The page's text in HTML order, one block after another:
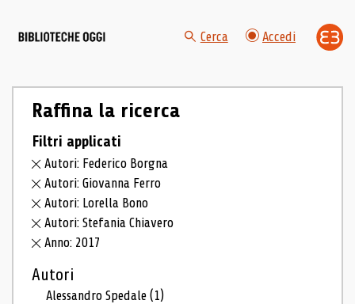
Cerca Accedi
Raffina la ricerca
Filtri applicati
Autori: Federico Borgna
Autori: Giovanna Ferro
Autori: Lorella Bono
Autori: Stefania Chiavero
Anno: 2017
Autori
Alessandro Spedale(1)